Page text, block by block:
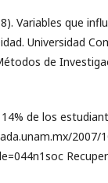
Variables que
Universidad
de
de los
2007/